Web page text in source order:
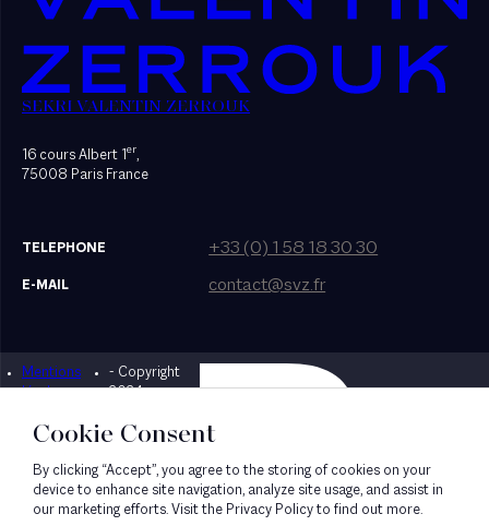
SEKRI VALENTIN ZERROUK
16 cours Albert 1er,
75008 Paris France
TELEPHONE +33 (0) 1 58 18 30 30
E-MAIL contact@svz.fr
Mentions
légales
- Copyright
2024
Designed by Bonhomme
Cookie Consent
By clicking “Accept”, you agree to the storing of cookies on your
device to enhance site navigation, analyze site usage, and assist in
our marketing efforts. Visit the Privacy Policy to find out more.